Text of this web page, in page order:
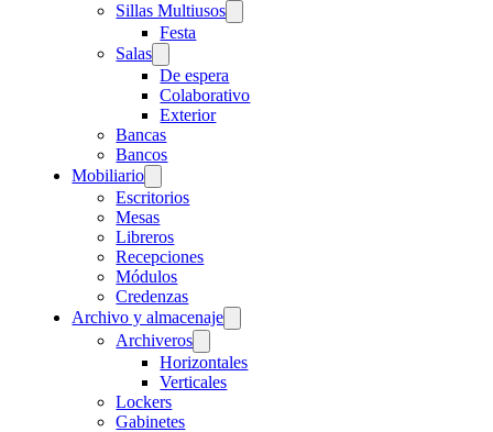
Sillas Multiusos
Festa
Salas
De espera
Colaborativo
Exterior
Bancas
Bancos
Mobiliario
Escritorios
Mesas
Libreros
Recepciones
Módulos
Credenzas
Archivo y almacenaje
Archiveros
Horizontales
Verticales
Lockers
Gabinetes